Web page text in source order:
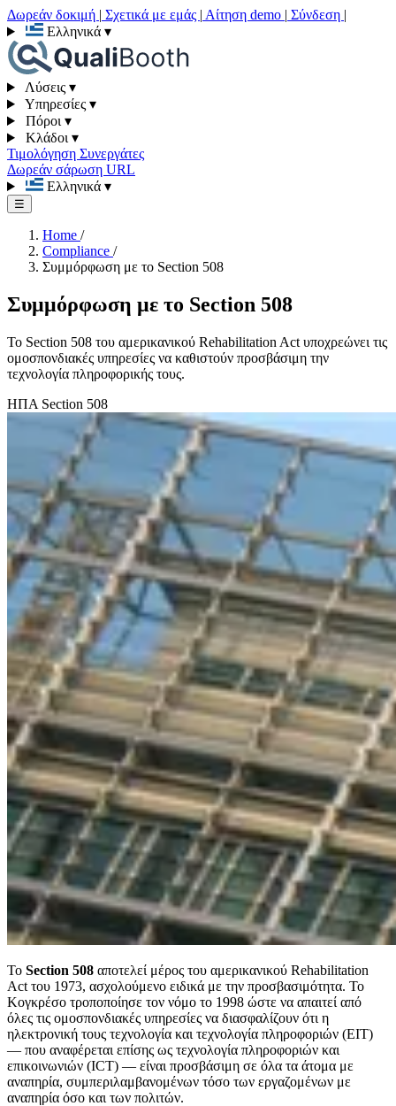
Δωρεάν δοκιμή | Σχετικά με εμάς | Αίτηση demo | Σύνδεση |
Ελληνικά ▾
Λύσεις ▾
Υπηρεσίες ▾
Πόροι ▾
Κλάδοι ▾
Τιμολόγηση Συνεργάτες
Δωρεάν σάρωση URL
Ελληνικά ▾
☰
Home /
Compliance /
Συμμόρφωση με το Section 508
Συμμόρφωση με το Section 508
Το Section 508 του αμερικανικού Rehabilitation Act υποχρεώνει τις
ομοσπονδιακές υπηρεσίες να καθιστούν προσβάσιμη την
τεχνολογία πληροφορικής τους.
ΗΠΑ Section 508
Το Section 508 αποτελεί μέρος του αμερικανικού Rehabilitation
Act του 1973, ασχολούμενο ειδικά με την προσβασιμότητα. Το
Κογκρέσο τροποποίησε τον νόμο το 1998 ώστε να απαιτεί από
όλες τις ομοσπονδιακές υπηρεσίες να διασφαλίζουν ότι η
ηλεκτρονική τους τεχνολογία και τεχνολογία πληροφοριών (EIT)
— που αναφέρεται επίσης ως τεχνολογία πληροφοριών και
επικοινωνιών (ICT) — είναι προσβάσιμη σε όλα τα άτομα με
αναπηρία, συμπεριλαμβανομένων τόσο των εργαζομένων με
αναπηρία όσο και των πολιτών.